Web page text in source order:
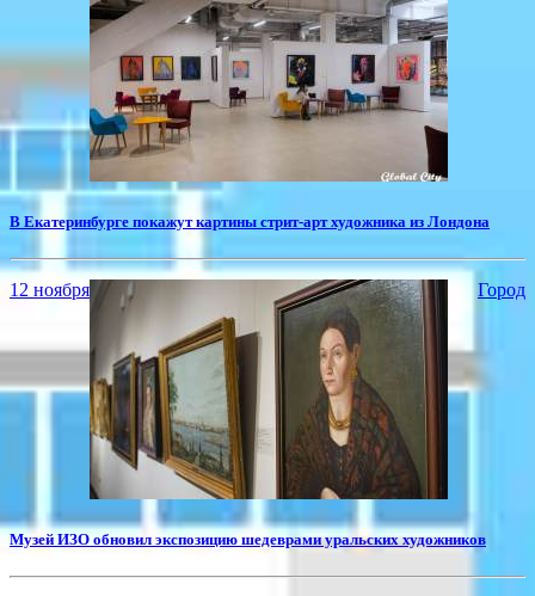
​В Екатеринбурге покажут картины стрит-арт художника из Лондона
12 ноября Город
Музей ИЗО обновил экспозицию шедеврами уральских художников